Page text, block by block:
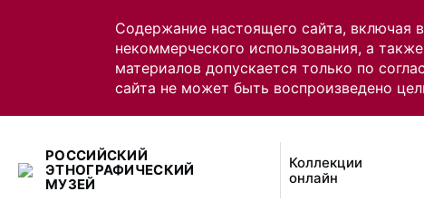
Содержание настоящего сайта, включая
некоммерческого использования, а
материалов допускается только по
сайта не может быть воспроизведено
РОССИЙСКИЙ
ЭТНОГРАФИЧЕСКИЙ
МУЗЕЙ
Коллекции
онлайн